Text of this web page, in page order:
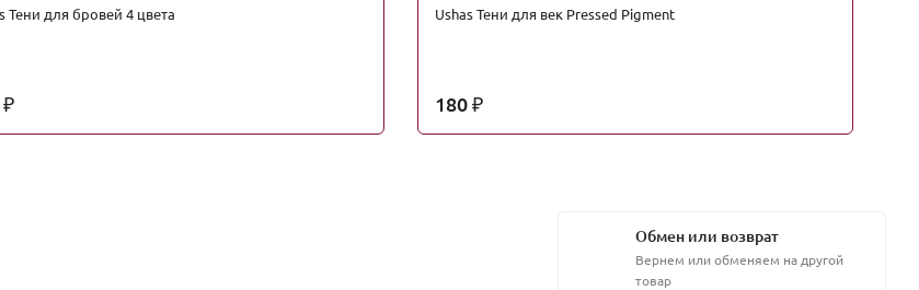
Тени для бровей 4 цвета
₽
Ushas Тени для век Pressed Pigment
180 ₽
Обмен или возврат
Вернем или обменяем на другой
товар